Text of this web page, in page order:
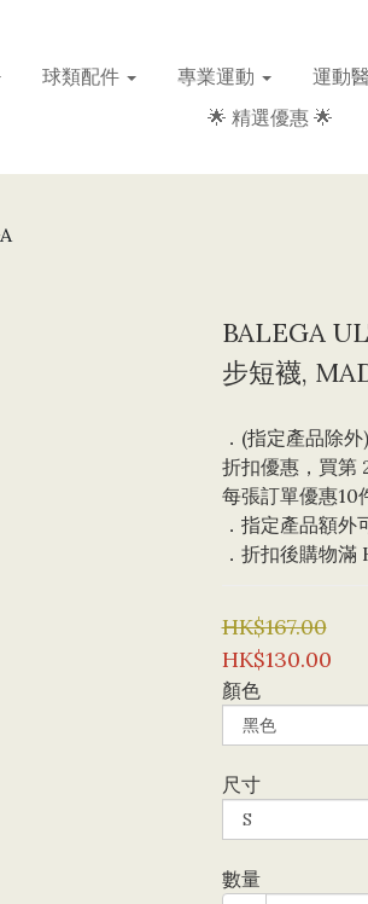
球類配件 專業運動 運動
🌟 精選優惠 🌟
BALEGA
步短襪,
．(指定產品除
折扣優惠，買第
每張訂單優惠10
．指定產品額外
．折扣後購物
HK$167.00
HK$130.00
顏色
尺寸
數量